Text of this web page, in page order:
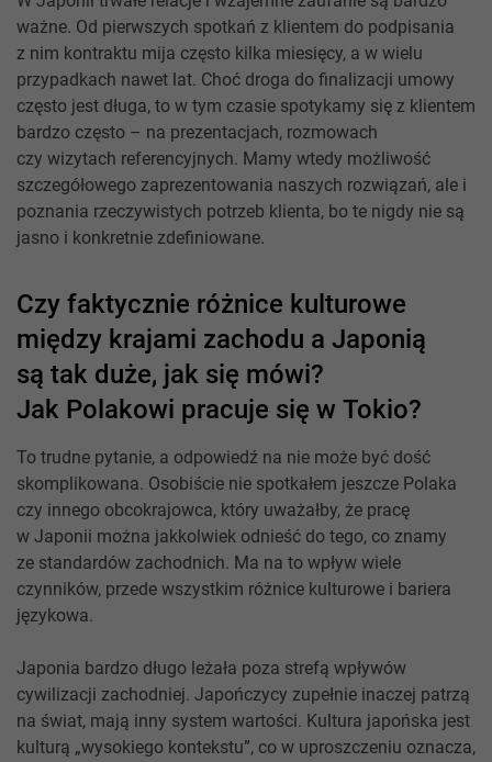
ważne. Od pierwszych spotkań z klientem do podpisania
z nim kontraktu mija często kilka miesięcy, a w wielu
przypadkach nawet lat. Choć droga do finalizacji umowy
często jest długa, to w tym czasie spotykamy się z klientem
bardzo często – na prezentacjach, rozmowach
czy wizytach referencyjnych. Mamy wtedy możliwość
szczegółowego zaprezentowania naszych rozwiązań, ale i
poznania rzeczywistych potrzeb klienta, bo te nigdy nie są
jasno i konkretnie zdefiniowane.
Czy faktycznie różnice kulturowe
między krajami zachodu a Japonią
są tak duże, jak się mówi?
Jak Polakowi pracuje się w Tokio?
To trudne pytanie, a odpowiedź na nie może być dość
skomplikowana. Osobiście nie spotkałem jeszcze Polaka
czy innego obcokrajowca, który uważałby, że pracę
w Japonii można jakkolwiek odnieść do tego, co znamy
ze standardów zachodnich. Ma na to wpływ wiele
czynników, przede wszystkim różnice kulturowe i bariera
językowa.
Japonia bardzo długo leżała poza strefą wpływów
cywilizacji zachodniej. Japończycy zupełnie inaczej patrzą
na świat, mają inny system wartości. Kultura japońska jest
kulturą „wysokiego kontekstu”, co w uproszczeniu oznacza,